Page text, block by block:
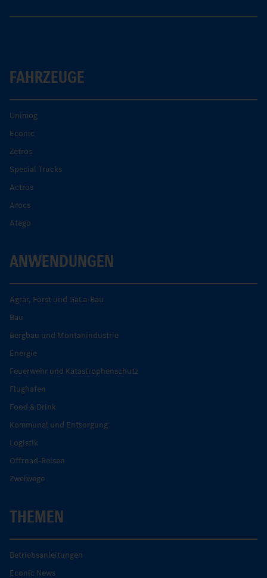
FAHRZEUGE
Unimog
Econic
Zetros
Special Trucks
Actros
Arocs
Atego
ANWENDUNGEN
Agrar, Forst und GaLa-Bau
Bau
Bergbau und Montanindustrie
Energie
Feuerwehr und Katastrophenschutz
Flughafen
Food & Drink
Kommunal und Entsorgung
Logistik
Offroad-Reisen
Zweiwege
THEMEN
Betriebsanleitungen
Econic News